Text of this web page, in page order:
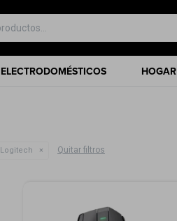
ELECTRODOMÉSTICOS HOGAR
Logitech Quitar filtros